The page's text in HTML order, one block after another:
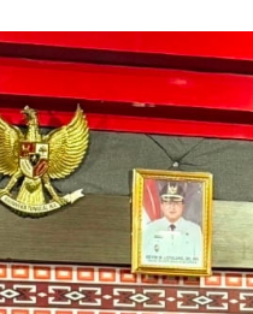
0
2
/
2
0
2